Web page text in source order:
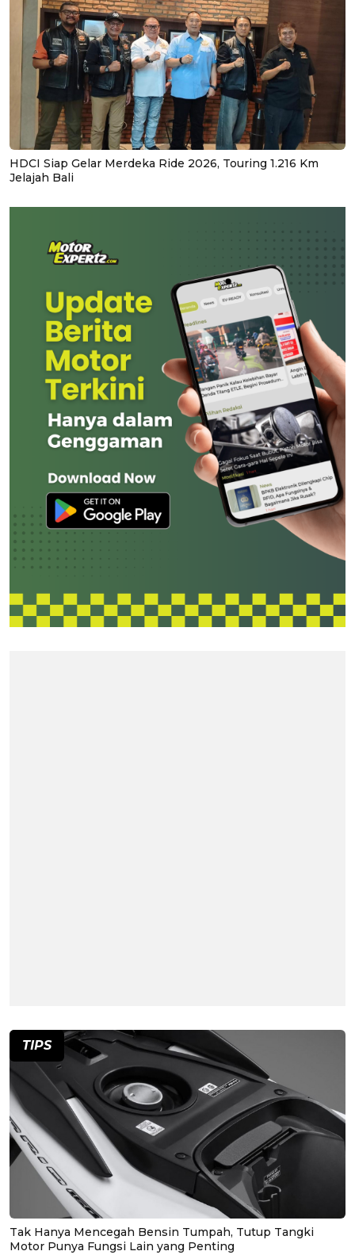
HDCI Siap Gelar Merdeka Ride 2026, Touring 1.216 Km
Jelajah Bali
TIPS
Tak Hanya Mencegah Bensin Tumpah, Tutup Tangki
Motor Punya Fungsi Lain yang Penting